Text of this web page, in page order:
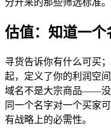
分开来的那些筛选标准。
估值：知道一
寻货告诉你有什么可买
起，定义了你的利润空
域名不是大宗商品——没
同一个名字对一个买家
有战略上的必需性。